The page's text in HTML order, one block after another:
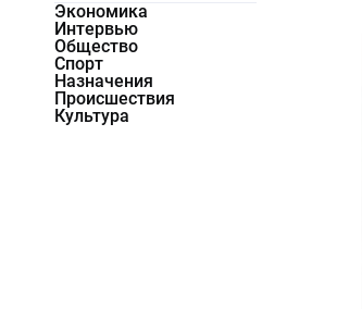
Экономика
Интервью
Общество
Спорт
Назначения
Происшествия
Культура